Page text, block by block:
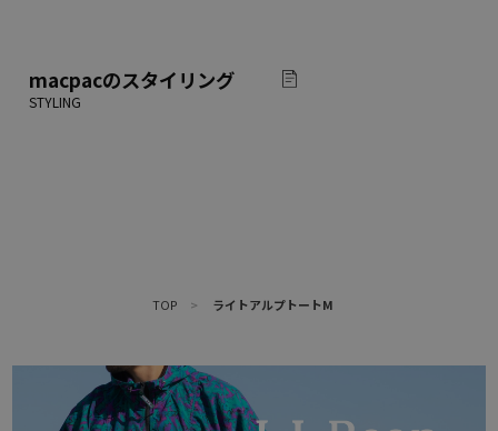
macpacのスタイリング
TOP > ライトアルプトートM